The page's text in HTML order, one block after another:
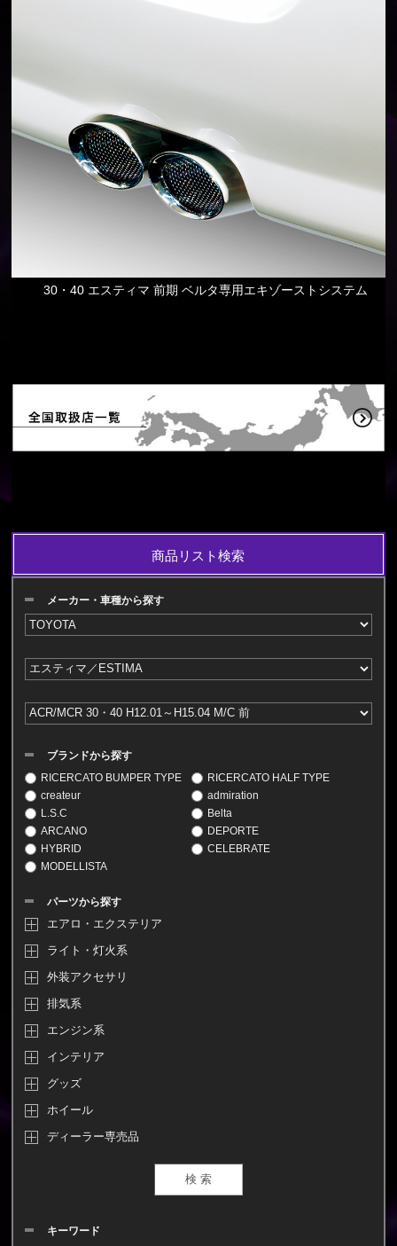
30・40 エスティマ 前期 ベルタ専用エキゾーストシステム
商品リスト検索
メーカー・車種から探す
ブランドから探す
RICERCATO BUMPER TYPE
RICERCATO HALF TYPE
createur
admiration
L.S.C
Belta
ARCANO
DEPORTE
HYBRID
CELEBRATE
MODELLISTA
パーツから探す
エアロ・エクステリア
ライト・灯火系
外装アクセサリ
排気系
エンジン系
インテリア
グッズ
ホイール
ディーラー専売品
キーワード